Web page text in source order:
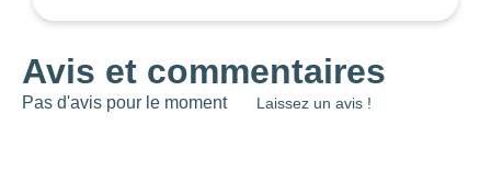
Avis et commentaires
Pas d'avis pour le moment Laissez un avis !
NOTE